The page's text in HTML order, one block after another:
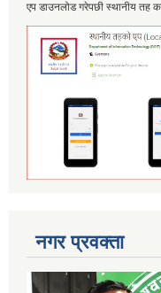
एप डाउनलोड गरेपछी स्थानीय तह
नगर प्रवक्ता